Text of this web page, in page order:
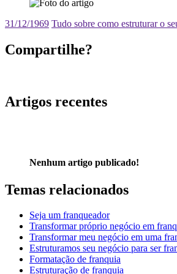
31/12/1969 Tudo sobre como estruturar o
Compartilhe?
Artigos recentes
Nenhum artigo publicado!
Temas relacionados
Seja um franqueador
Transformar próprio negócio em
Transformar meu negócio em uma
Estruturamos seu negócio para ser
Formatação de franquia
Estruturação de franquia